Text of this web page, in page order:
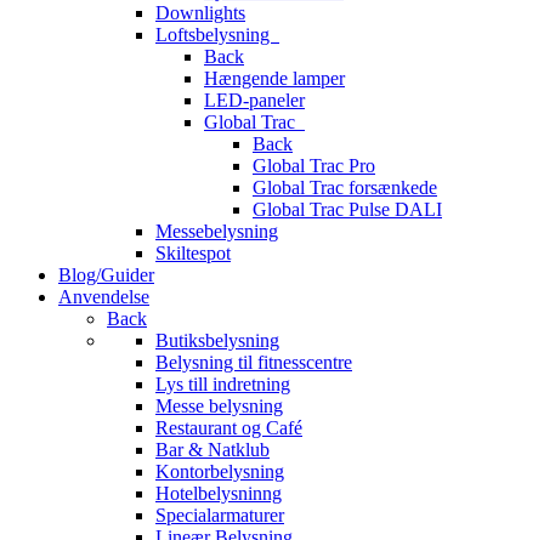
Downlights
Loftsbelysning
Back
Hængende lamper
LED-paneler
Global Trac
Back
Global Trac Pro
Global Trac forsænkede
Global Trac Pulse DALI
Messebelysning
Skiltespot
Blog/Guider
Anvendelse
Back
Butiksbelysning
Belysning til fitnesscentre
Lys till indretning
Messe belysning
Restaurant og Café
Bar & Natklub
Kontorbelysning
Hotelbelysninng
Specialarmaturer